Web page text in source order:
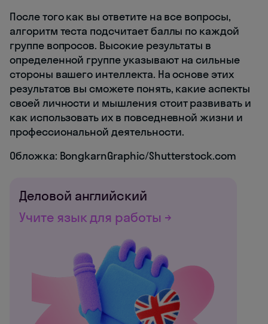
После того как вы ответите на все вопросы,
алгоритм теста подсчитает баллы по каждой
группе вопросов. Высокие результаты в
определенной группе указывают на сильные
стороны вашего интеллекта. На основе этих
результатов вы сможете понять, какие аспекты
своей личности и мышления стоит развивать и
как использовать их в повседневной жизни и
профессиональной деятельности.
Обложка: BongkarnGraphic/Shutterstock.com
Деловой английский
Учите язык для работы →